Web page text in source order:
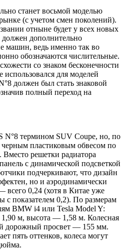
станет восьмой моделью
(с учетом смен поколений).
отныне будет у всех новых
дополнительно
машин, ведь именно так во
обозначаются числительные.
со знаком бесконечности
для моделей
должен был стать знаковой
полный переход на
N°8 термином SUV Coupe, но, по
пластиковым обвесом по
решетки радиатора
с динамической подсветкой
подчеркивают, что дизайн
но и аэродинамически
0,24 (хотя в Китае уже
показателем 0,2). По размерам
BMW i4 или Tesla Model Y:
м, высота — 1,58 м. Колесная
дорожный просвет — 155 мм.
пять оттенков, колеса могут